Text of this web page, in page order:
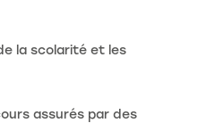
la scolarité et les
assurés par des